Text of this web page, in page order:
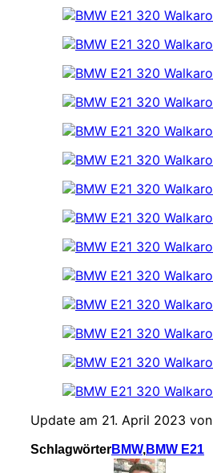
Update am 21. April 2023 von
SchlagwörterBMW,BMW E21